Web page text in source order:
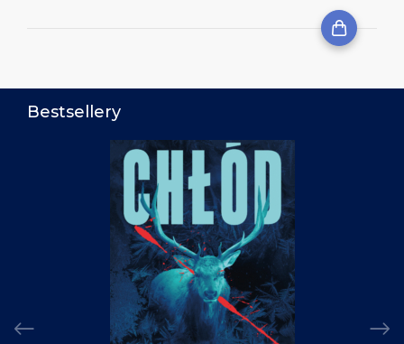
Bestsellery